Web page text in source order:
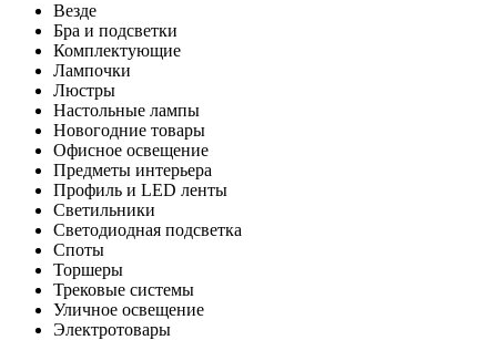
Везде
Бра и подсветки
Комплектующие
Лампочки
Люстры
Настольные лампы
Новогодние товары
Офисное освещение
Предметы интерьера
Профиль и LED ленты
Светильники
Светодиодная подсветка
Споты
Торшеры
Трековые системы
Уличное освещение
Электротовары